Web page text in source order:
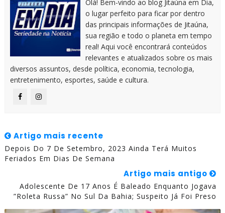
Olá! Bem-vindo ao blog Jitaúna em Dia,
o lugar perfeito para ficar por dentro
das principais informações de Jitaúna,
sua região e todo o planeta em tempo
real! Aqui você encontrará conteúdos
relevantes e atualizados sobre os mais
diversos assuntos, desde política, economia, tecnologia,
entretenimento, esportes, saúde e cultura.
Artigo mais recente
Depois Do 7 De Setembro, 2023 Ainda Terá Muitos
Feriados Em Dias De Semana
Artigo mais antigo
Adolescente De 17 Anos É Baleado Enquanto Jogava
”roleta Russa” No Sul Da Bahia; Suspeito Já Foi Preso